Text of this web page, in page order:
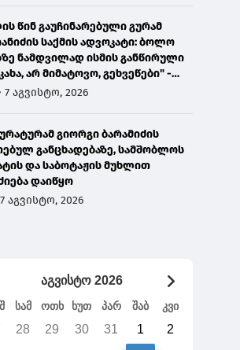
წინ გაუჩინარებული გურამ
საქმის ადვოკატი: ბოლო
ნამდვილად ისმის განწირული
არ მიმატოვო, გეხვეწები" -
დადებას ვაპირებდით
7 აგვისტო, 2026
გიორგი ბარამიძის
განცხადებაზე, სამშობლოს
და საბოტაჟის მუხლით
დაიწყო
7 აგვისტო, 2026
აგვისტო 2026
სამ ოთხ ხუთ პარ შაბ კვი
28 29 30 31 1 2